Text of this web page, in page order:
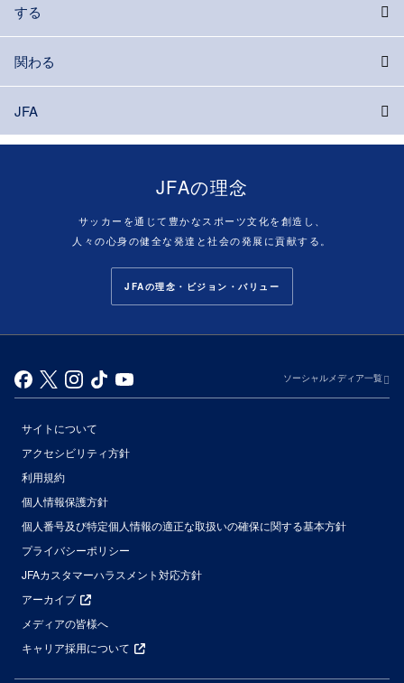
する
関わる
JFA
JFAの理念
サッカーを通じて豊かなスポーツ文化を創造し、
人々の心身の健全な発達と社会の発展に貢献する。
JFAの理念・ビジョン・バリュー
ソーシャルメディア一覧
サイトについて
アクセシビリティ方針
利用規約
個人情報保護方針
個人番号及び特定個人情報の適正な取扱いの確保に関する基本方針
プライバシーポリシー
JFAカスタマーハラスメント対応方針
アーカイブ
メディアの皆様へ
キャリア採用について